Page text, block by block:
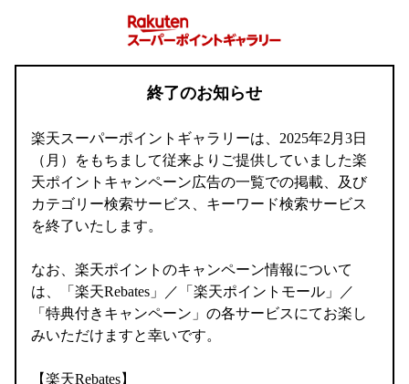
終了のお知らせ
楽天スーパーポイントギャラリーは、2025年2月3日
（月）をもちまして従来よりご提供していました楽
天ポイントキャンペーン広告の一覧での掲載、及び
カテゴリー検索サービス、キーワード検索サービス
を終了いたします。
なお、楽天ポイントのキャンペーン情報について
は、「楽天Rebates」／「楽天ポイントモール」／
「特典付きキャンペーン」の各サービスにてお楽し
みいただけますと幸いです。
【楽天Rebates】